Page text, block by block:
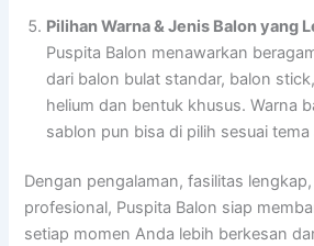
Pilihan Warna & Jenis Balon yang
Puspita Balon menawarkan
dari balon bulat standar, balon
helium dan bentuk khusus. Warna
sablon pun bisa di pilih sesuai tema
Dengan pengalaman, fasilitas
profesional, Puspita Balon siap
setiap momen Anda lebih berkesan